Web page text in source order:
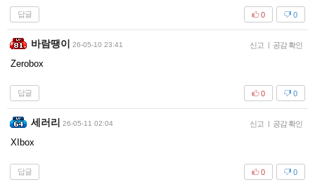
답글 0
0
바람땡이 26-05-10 23:41 신고 | 공감 확인
Zerobox
답글 0
0
세러리 26-05-11 02:04 신고 | 공감 확인
XIbox
답글 0
0